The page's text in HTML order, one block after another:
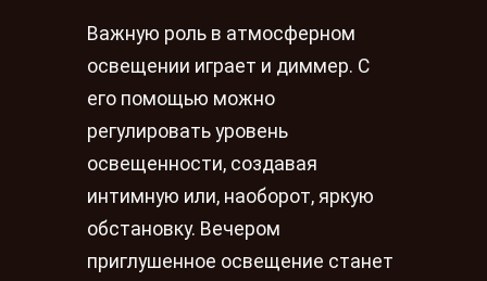
Важную роль в атмосферном
освещении играет и диммер. С
его помощью можно
регулировать уровень
освещенности, создавая
интимную или, наоборот, яркую
обстановку. Вечером
приглушенное освещение станет